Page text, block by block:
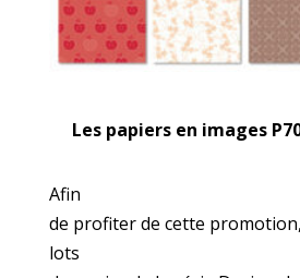
Les papiers en images
Afin
de profiter de cette
lots